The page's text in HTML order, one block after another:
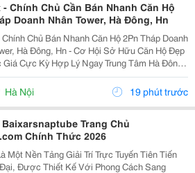
- Chính Chủ Cần Bán Nhanh Căn Hộ
Doanh Nhân Tower, Hà Đông, Hn
Chủ Bán Nhanh Căn Hộ 2Pn Tháp Doanh
Hà Đông, Hn - Cơ Hội Sở Hữu Căn Hộ Đẹp
Cực Kỳ Hợp Lý Ngay Trung Tâm Hà Đông
Đủ Tiện Ích, Chỉ Cần Xách Vali Vào Ở!
58M2 - Thiết Kế: 2 Phòng Ngủ...
Hà Nội 19 phút trước
Trang Chủ
Chính Thức 2026
Một Nền Tảng Giải Trí Trực Tuyến Tiên Tiến
Được Thiết Kế Với Phong Cách Sang